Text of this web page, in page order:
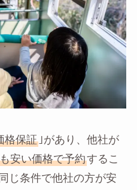
格保証｣があり、他社が
安い価格で予約するこ
じ条件で他社の方が安